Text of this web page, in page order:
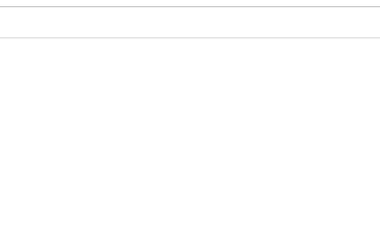
Apfel-Zimtschnecken-Zopf